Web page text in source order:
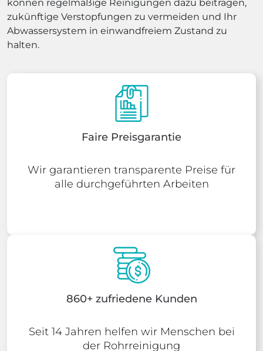
können regelmäßige Reinigungen dazu beitragen,
zukünftige Verstopfungen zu vermeiden und Ihr
Abwassersystem in einwandfreiem Zustand zu
halten.
Faire Preisgarantie
Wir garantieren transparente Preise für
alle durchgeführten Arbeiten
860+ zufriedene Kunden
Seit 14 Jahren helfen wir Menschen bei
der Rohrreinigung